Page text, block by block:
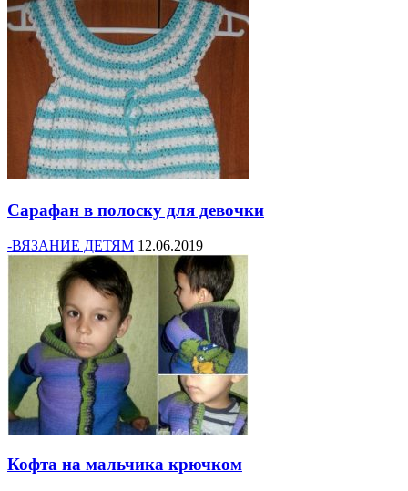
Сарафан в полоску для девочки
-ВЯЗАНИЕ ДЕТЯМ 12.06.2019
Кофта на мальчика крючком